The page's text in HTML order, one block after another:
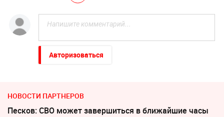
Авторизоваться
НОВОСТИ ПАРТНЕРОВ
Песков: СВО может завершиться в ближайшие часы